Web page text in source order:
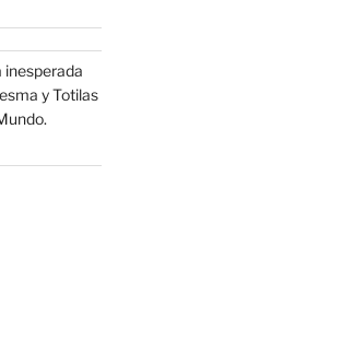
inesperada
y Totilas